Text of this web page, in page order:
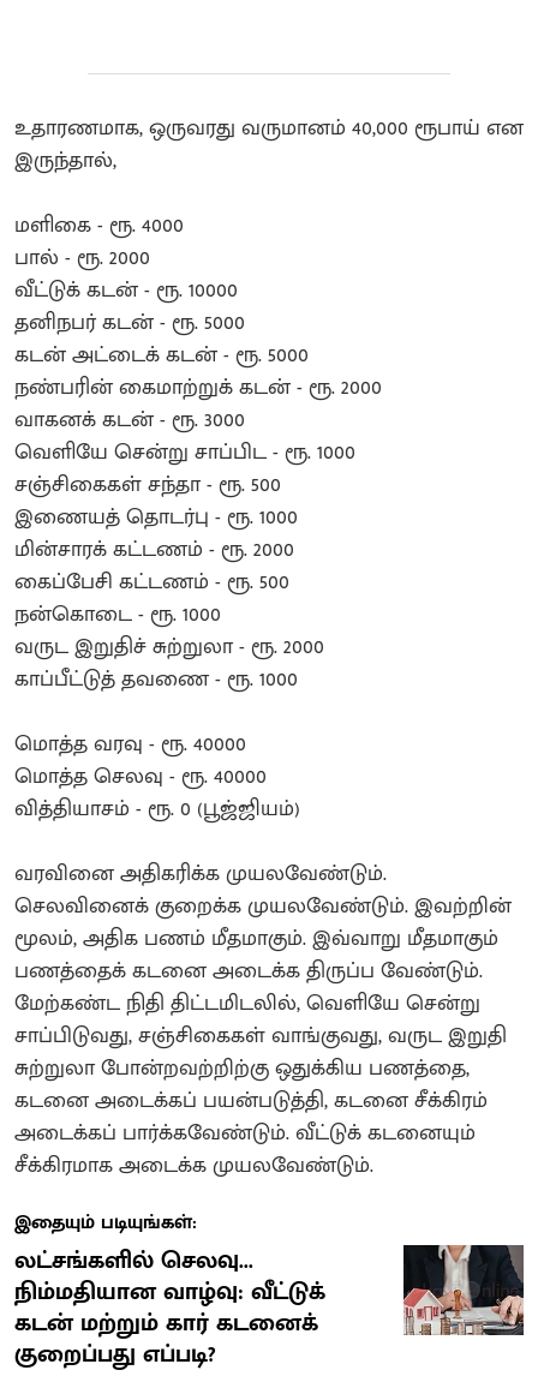
உதாரணமாக, ஒருவரது வருமானம் 40,000 ரூபாய் என
இருந்தால்,
மளிகை - ரூ. 4000
பால் - ரூ. 2000
வீட்டுக் கடன் - ரூ. 10000
தனிநபர் கடன் - ரூ. 5000
கடன் அட்டைக் கடன் - ரூ. 5000
நண்பரின் கைமாற்றுக் கடன் - ரூ. 2000
வாகனக் கடன் - ரூ. 3000
வெளியே சென்று சாப்பிட - ரூ. 1000
சஞ்சிகைகள் சந்தா - ரூ. 500
இணையத் தொடர்பு - ரூ. 1000
மின்சாரக் கட்டணம் - ரூ. 2000
கைப்பேசி கட்டணம் - ரூ. 500
நன்கொடை - ரூ. 1000
வருட இறுதிச் சுற்றுலா - ரூ. 2000
காப்பீட்டுத் தவணை - ரூ. 1000
மொத்த வரவு - ரூ. 40000
மொத்த செலவு - ரூ. 40000
வித்தியாசம் - ரூ. 0 (பூஜ்ஜியம்)
வரவினை அதிகரிக்க முயலவேண்டும்.
செலவினைக் குறைக்க முயலவேண்டும். இவற்றின்
மூலம், அதிக பணம் மீதமாகும். இவ்வாறு மீதமாகும்
பணத்தைக் கடனை அடைக்க திருப்ப வேண்டும்.
மேற்கண்ட நிதி திட்டமிடலில், வெளியே சென்று
சாப்பிடுவது, சஞ்சிகைகள் வாங்குவது, வருட இறுதி
சுற்றுலா போன்றவற்றிற்கு ஒதுக்கிய பணத்தை,
கடனை அடைக்கப் பயன்படுத்தி, கடனை சீக்கிரம்
அடைக்கப் பார்க்கவேண்டும். வீட்டுக் கடனையும்
சீக்கிரமாக அடைக்க முயலவேண்டும்.
இதையும் படியுங்கள்:
லட்சங்களில் செலவு...
நிம்மதியான வாழ்வு: வீட்டுக்
கடன் மற்றும் கார் கடனைக்
குறைப்பது எப்படி?